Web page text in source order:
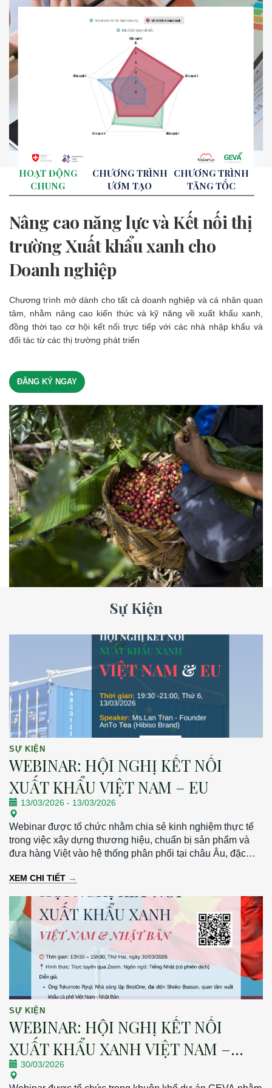
HOẠT ĐỘNG
CHUNG
CHƯƠNG TRÌNH
ƯƠM TẠO
CHƯƠNG TRÌNH
TĂNG TỐC
Nâng cao năng lực và Kết nối thị
trường Xuất khẩu xanh cho
Doanh nghiệp
Chương trình mở dành cho tất cả doanh nghiệp và cá nhân quan
tâm, nhằm nâng cao kiến thức và kỹ năng về xuất khẩu xanh,
đồng thời tạo cơ hội kết nối trực tiếp với các nhà nhập khẩu và
đối tác từ các thị trường phát triển
ĐĂNG KÝ NGAY
Sự Kiện
SỰ KIỆN
WEBINAR: HỘI NGHỊ KẾT NỐI
XUẤT KHẨU VIỆT NAM – EU
13/03/2026 - 13/03/2026
Webinar được tổ chức nhằm chia sẻ kinh nghiệm thực tế
trong việc xây dựng thương hiệu, chuẩn bị sản phẩm và
đưa hàng Việt vào hệ thống phân phối tại châu Âu, đặc
Sáu, ngày 13/03/2026 Hình thức: Trực tuyến qua Zoom
XEM CHI TIẾT →
SỰ KIỆN
WEBINAR: HỘI NGHỊ KẾT NỐI
XUẤT KHẨU XANH VIỆT NAM –
NHẬT BẢN
30/03/2026